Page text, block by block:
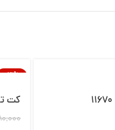
-21%
کت